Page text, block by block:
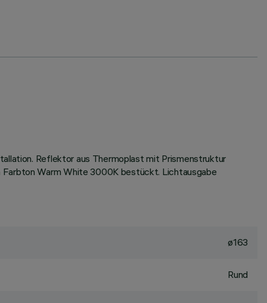
Reflektor aus Thermoplast mit Prismenstruktur
Warm White 3000K bestückt. Lichtausgabe
ø163
Rund